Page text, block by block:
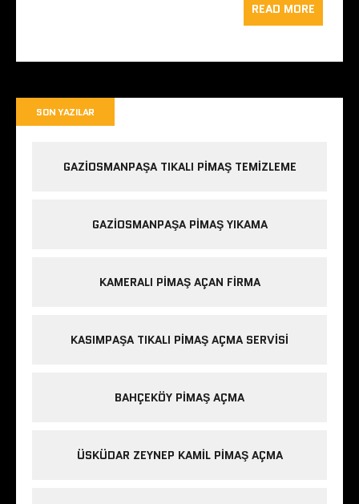
READ MORE
SON YAZILAR
GAZIOSMANPAŞA TIKALI PIMAŞ TEMIZLEME
GAZIOSMANPAŞA PIMAŞ YIKAMA
KAMERALI PIMAŞ AÇAN FIRMA
KASIMPAŞA TIKALI PIMAŞ AÇMA SERVISI
BAHÇEKÖY PIMAŞ AÇMA
ÜSKÜDAR ZEYNEP KAMIL PIMAŞ AÇMA